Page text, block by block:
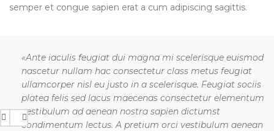
semper et congue sapien erat a cum adipiscing sagittis.
«Ante iaculis feugiat dui magna mi scelerisque euismod
nascetur nullam hac consectetur class metus feugiat
ullamcorper nisl eu justo in a scelerisque. Feugiat sociis
platea felis sed lacus maecenas consectetur elementum
vestibulum ad aenean nostra sapien dictumst
condimentum lectus. A pretium orci vestibulum aenean